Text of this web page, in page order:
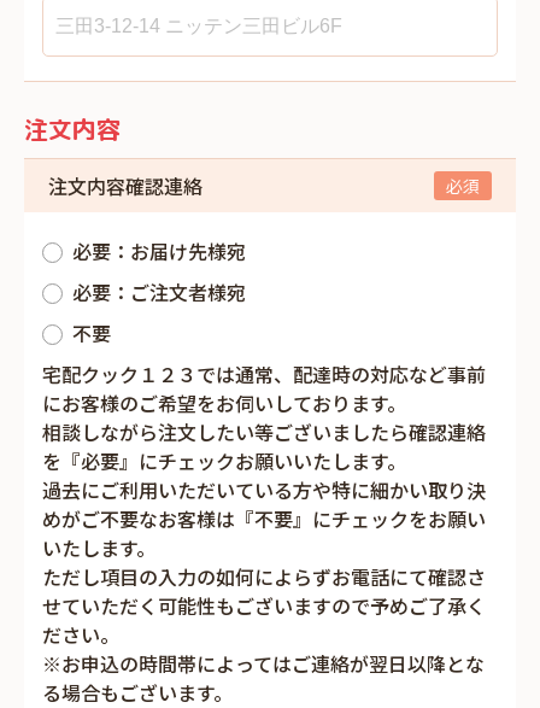
注文内容
注文内容確認連絡
必要：お届け先様宛
必要：ご注文者様宛
不要
宅配クック１２３では通常、配達時の対応など事前
にお客様のご希望をお伺いしております。
相談しながら注文したい等ございましたら確認連絡
を『必要』にチェックお願いいたします。
過去にご利用いただいている方や特に細かい取り決
めがご不要なお客様は『不要』にチェックをお願い
いたします。
ただし項目の入力の如何によらずお電話にて確認さ
せていただく可能性もございますので予めご了承く
ださい。
※お申込の時間帯によってはご連絡が翌日以降とな
る場合もございます。